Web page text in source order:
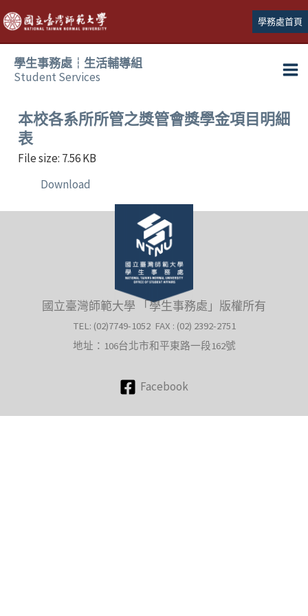
跳
至
主
學務處首頁
學生事務處┆生活輔導組
Student Services
本校各系所所管之獎管會獎學金項目明細
表
File size: 7.56 KB
Download
國立臺灣師範大學 「學生事務處」版權所有
TEL: (02)7749-1052 FAX : (02) 2392-2751
地址：106台北市和平東路一段162號
Facebook